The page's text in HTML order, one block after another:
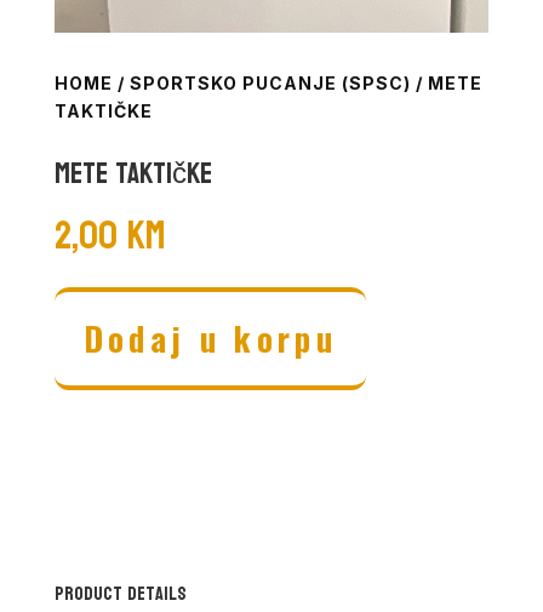
HOME / SPORTSKO PUCANJE (SPSC) / METE
TAKTIČKE
Mete Taktičke
2,00KM
Dodaj u korpu
Product Details